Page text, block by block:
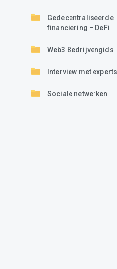
Gedecentraliseerde
financiering – DeFi
Web3 Bedrijvengids
Interview met experts
Sociale netwerken